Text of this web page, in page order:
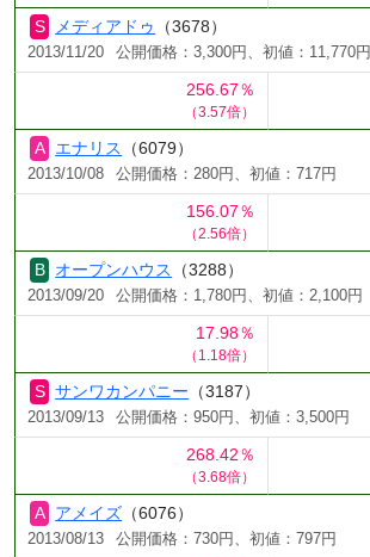
メディアドゥ （3678）
2013/11/20 公開価格：3,300円、初値：11,770円
256.67％
（3.57倍）
エナリス （6079）
2013/10/08 公開価格：280円、初値：717円
156.07％
（2.56倍）
オープンハウス （3288）
2013/09/20 公開価格：1,780円、初値：2,100円
17.98％
（1.18倍）
サンワカンパニー （3187）
2013/09/13 公開価格：950円、初値：3,500円
268.42％
（3.68倍）
アメイズ （6076）
2013/08/13 公開価格：730円、初値：797円